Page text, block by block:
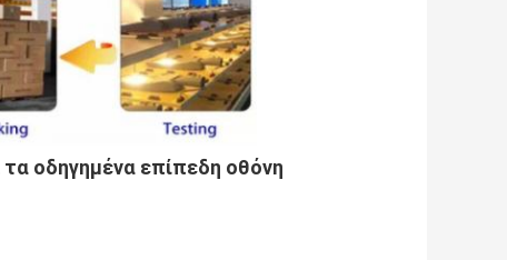
οδηγημένα επίπεδη οθόνη